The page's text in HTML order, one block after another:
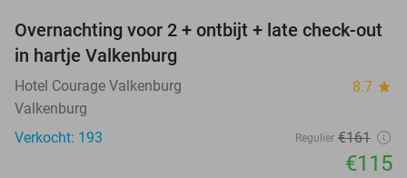
29%
Overnachting voor 2 + ontbijt + late check-out
in hartje Valkenburg
Hotel Courage Valkenburg 8.7 star
Valkenburg
Verkocht: 193
Regulier €161
€115